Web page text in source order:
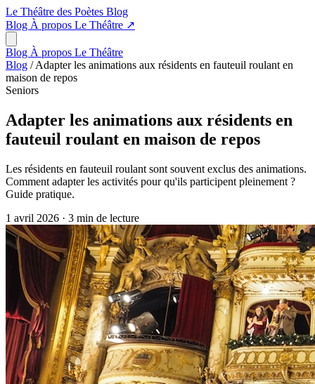
Le Théâtre des Poètes Blog
Blog À propos Le Théâtre ↗
Blog À propos Le Théâtre
Blog / Adapter les animations aux résidents en fauteuil roulant en
maison de repos
Seniors
Adapter les animations aux résidents en
fauteuil roulant en maison de repos
Les résidents en fauteuil roulant sont souvent exclus des animations.
Comment adapter les activités pour qu'ils participent pleinement ?
Guide pratique.
1 avril 2026 · 3 min de lecture